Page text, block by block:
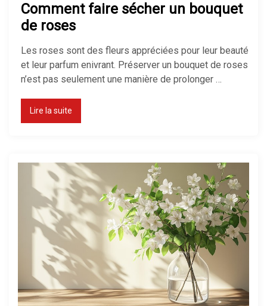
Comment faire sécher un bouquet
de roses
Les roses sont des fleurs appréciées pour leur beauté
et leur parfum enivrant. Préserver un bouquet de roses
n’est pas seulement une manière de prolonger …
Lire la suite